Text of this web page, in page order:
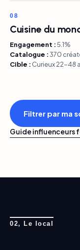
08
Cuisine du
Engagement :5.1%
Catalogue :370
Cible : Curieux 22-48
Filtrer par ma
Guide influenceurs
02, Le local